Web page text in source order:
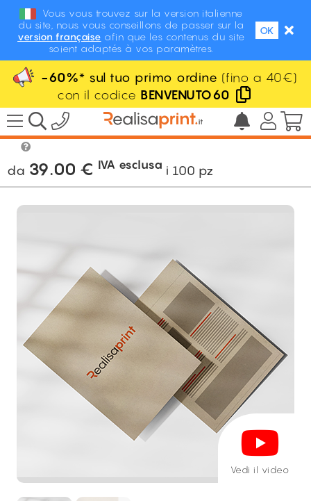
Vous vous trouvez sur la version italienne
du site, nous vous conseillons de passer sur la
version française afin que les contenus du site
soient adaptés à vos paramètres.
OK
-60%* sul tuo primo ordine (fino a 40€)
con il codice BENVENUTO60
/ Volantini / Carte speciali
Volantino
fibra canna da zucchero
da 39.00 € IVA esclusa i 100 pz
Vedi il video